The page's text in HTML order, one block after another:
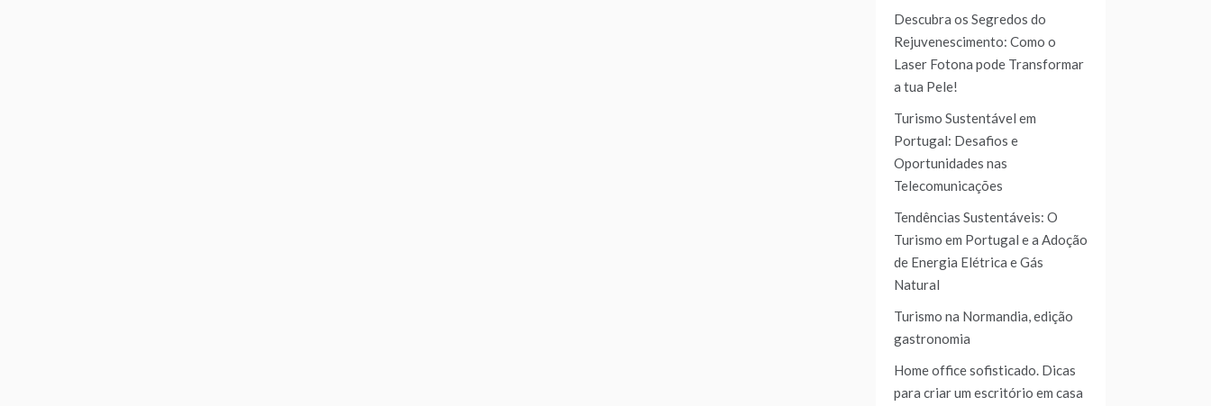
Descubra os Segredos do
Rejuvenescimento: Como o
Laser Fotona pode Transformar
a tua Pele!
Turismo Sustentável em
Portugal: Desafios e
Oportunidades nas
Telecomunicações
Tendências Sustentáveis: O
Turismo em Portugal e a Adoção
de Energia Elétrica e Gás
Natural
Turismo na Normandia, edição
gastronomia
Home office sofisticado. Dicas
para criar um escritório em casa